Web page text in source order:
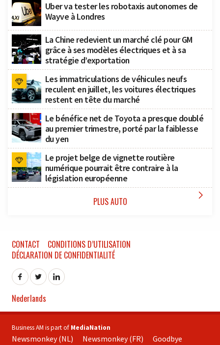
Uber va tester les robotaxis autonomes de
Wayve à Londres
La Chine redevient un marché clé pour GM
grâce à ses modèles électriques et à sa
stratégie d’exportation
Les immatriculations de véhicules neufs
reculent en juillet, les voitures électriques
restent en tête du marché
Le bénéfice net de Toyota a presque doublé
au premier trimestre, porté par la faiblesse
du yen
Le projet belge de vignette routière
numérique pourrait être contraire à la
législation européenne
PLUS AUTO 
CONTACT
CONDITIONS D’UTILISATION
DÉCLARATION DE CONFIDENTIALITÉ
Nederlands
Business AM is part of MediaNation
Newsmonkey (NL) Newsmonkey (FR) Goodbye